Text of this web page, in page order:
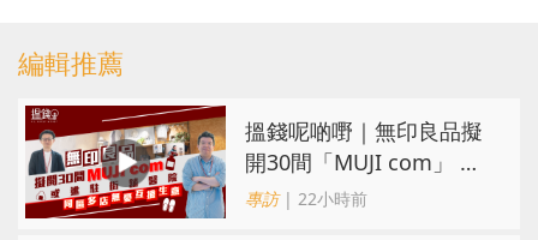
編輯推薦
搵錢呢啲嘢｜無印良品擬
開30間「MUJI com」 或
進駐街舖醫院 同區多店無
專訪| 22小時前